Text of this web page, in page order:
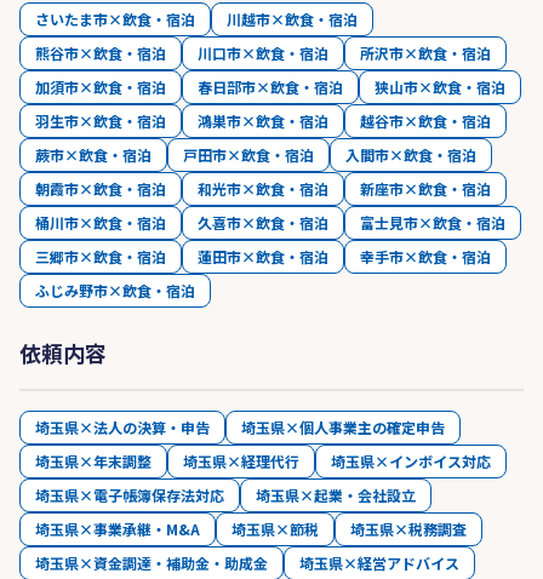
さいたま市×飲食・宿泊
川越市×飲食・宿泊
熊谷市×飲食・宿泊
川口市×飲食・宿泊
所沢市×飲食・宿泊
加須市×飲食・宿泊
春日部市×飲食・宿泊
狭山市×飲食・宿泊
羽生市×飲食・宿泊
鴻巣市×飲食・宿泊
越谷市×飲食・宿泊
蕨市×飲食・宿泊
戸田市×飲食・宿泊
入間市×飲食・宿泊
朝霞市×飲食・宿泊
和光市×飲食・宿泊
新座市×飲食・宿泊
桶川市×飲食・宿泊
久喜市×飲食・宿泊
富士見市×飲食・宿泊
三郷市×飲食・宿泊
蓮田市×飲食・宿泊
幸手市×飲食・宿泊
ふじみ野市×飲食・宿泊
依頼内容
埼玉県×法人の決算・申告
埼玉県×個人事業主の確定申告
埼玉県×年末調整
埼玉県×経理代行
埼玉県×インボイス対応
埼玉県×電子帳簿保存法対応
埼玉県×起業・会社設立
埼玉県×事業承継・M&A
埼玉県×節税
埼玉県×税務調査
埼玉県×資金調達・補助金・助成金
埼玉県×経営アドバイス